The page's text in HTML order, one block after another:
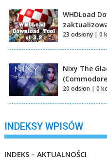
WHDLoad
23 odsłony | 0
Nixy The
20 odsłon | 0
INDEKSY WPISÓW
INDEKS – AKTUALNOŚCI